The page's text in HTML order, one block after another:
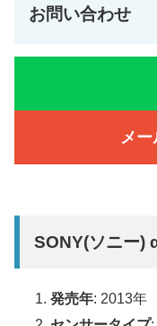
お問い合わせ
メ
SONY(ソニー)
発売年: 2013年